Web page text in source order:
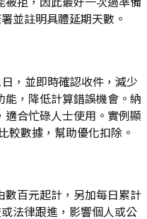
並註明具體延期天數。
，並即時確認收件，減少
，降低計算錯誤機會。納
合忙碌人士使用。實例顯
較數據，幫助優化扣除。
百元起計，另加每日累計
法律跟進，影響個人或公